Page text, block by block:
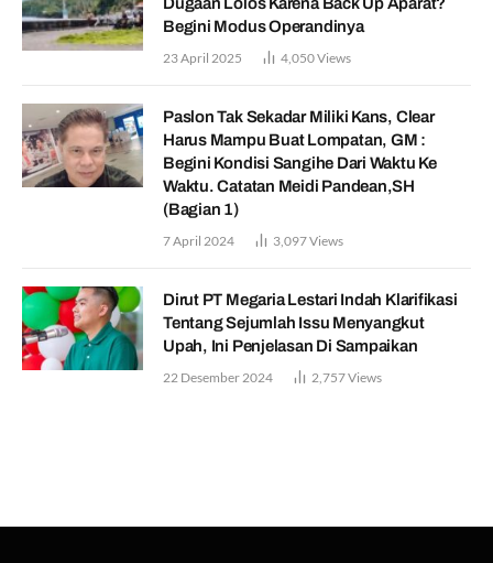
Begini Modus Operandinya
23 April 2025 4,050Views
Paslon Tak Sekadar Miliki Kans, Clear
Harus Mampu Buat Lompatan, GM :
Begini Kondisi Sangihe Dari Waktu Ke
Waktu. Catatan Meidi Pandean,SH
(Bagian 1)
7 April 2024 3,097Views
Dirut PT Megaria Lestari Indah Klarifikasi
Tentang Sejumlah Issu Menyangkut
Upah, Ini Penjelasan Di Sampaikan
22 Desember 2024 2,757Views